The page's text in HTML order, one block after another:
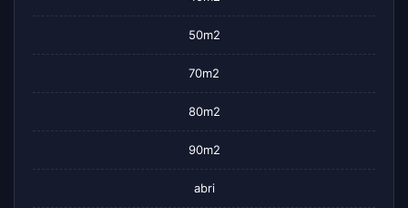
50m2
70m2
80m2
90m2
abri